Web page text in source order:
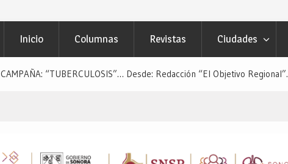
Inicio Columnas Revistas Ciudades
CAMPAÑA: “TUBERCULOSIS”… Desde: Redacción “El Objetivo Regional”.